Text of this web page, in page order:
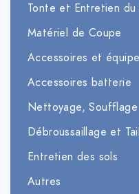
Tonte et Entretien du
Matériel de Coupe
Accessoires et
Accessoires batterie
Nettoyage, Soufflage
Débroussaillage et
Entretien des sols
Autres